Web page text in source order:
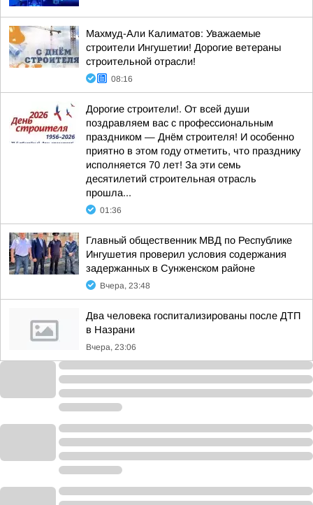
Махмуд-Али Калиматов: Уважаемые
строители Ингушетии! Дорогие ветераны
строительной отрасли!
08:16
Дорогие строители!. От всей души
поздравляем вас с профессиональным
праздником — Днём строителя! И особенно
приятно в этом году отметить, что празднику
исполняется 70 лет! За эти семь
десятилетий строительная отрасль
прошла...
01:36
Главный общественник МВД по Республике
Ингушетия проверил условия содержания
задержанных в Сунженском районе
Вчера, 23:48
Два человека госпитализированы после ДТП
в Назрани
Вчера, 23:06